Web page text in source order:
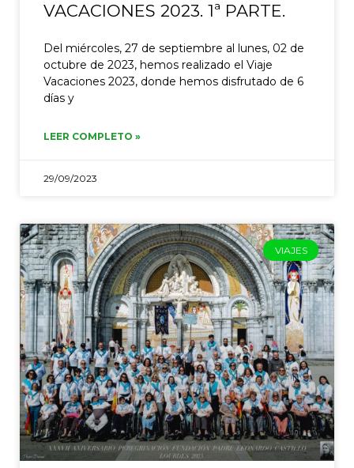
VACACIONES 2023. 1ª PARTE.
Del miércoles, 27 de septiembre al lunes, 02 de
octubre de 2023, hemos realizado el Viaje
Vacaciones 2023, donde hemos disfrutado de 6
días y
LEER COMPLETO »
29/09/2023
VIAJES